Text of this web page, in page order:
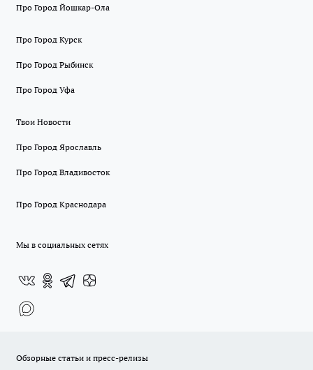
Про Город Йошкар-Ола
Про Город Курск
Про Город Рыбинск
Про Город Уфа
Твои Новости
Про Город Ярославль
Про Город Владивосток
Про Город Краснодара
Мы в социальных сетях
Обзорные статьи и пресс-релизы